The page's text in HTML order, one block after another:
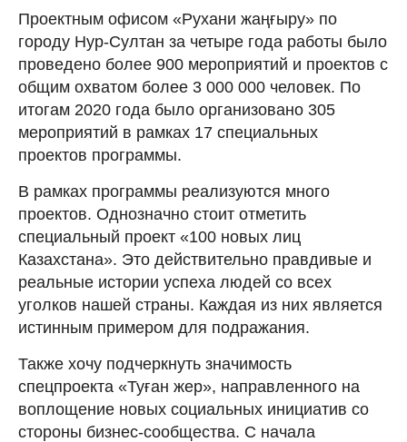
Проектным офисом «Рухани жаңғыру» по
городу Нур-Султан за четыре года работы было
проведено более 900 мероприятий и проектов с
общим охватом более 3 000 000 человек. По
итогам 2020 года было организовано 305
мероприятий в рамках 17 специальных
проектов программы.
В рамках программы реализуются много
проектов. Однозначно стоит отметить
специальный проект «100 новых лиц
Казахстана». Это действительно правдивые и
реальные истории успеха людей со всех
уголков нашей страны. Каждая из них является
истинным примером для подражания.
Также хочу подчеркнуть значимость
спецпроекта «Туған жер», направленного на
воплощение новых социальных инициатив со
стороны бизнес-сообщества. С начала